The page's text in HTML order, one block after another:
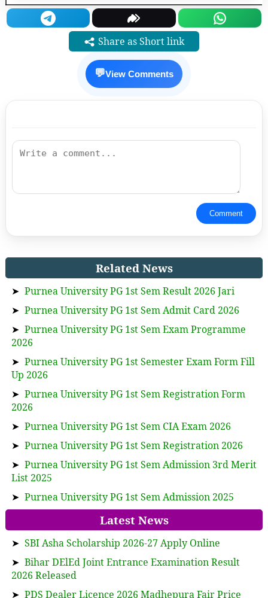
Share as Short link
💬View Comments
Comment
Related News
➤ Purnea University PG 1st Sem Result 2026 Jari
➤ Purnea University PG 1st Sem Admit Card 2026
➤ Purnea University PG 1st Sem Exam Programme
2026
➤ Purnea University PG 1st Semester Exam Form Fill
Up 2026
➤ Purnea University PG 1st Sem Registration Form
2026
➤ Purnea University PG 1st Sem CIA Exam 2026
➤ Purnea University PG 1st Sem Registration 2026
➤ Purnea University PG 1st Sem Admission 3rd Merit
List 2025
➤ Purnea University PG 1st Sem Admission 2025
Latest News
➤ SBI Asha Scholarship 2026-27 Apply Online
➤ Bihar DElEd Joint Entrance Examination Result
2026 Released
➤ PDS Dealer Licence 2026 Madhepura Fair Price